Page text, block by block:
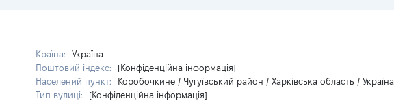
Країна:
Україна
Поштовий індекс:
[Конфіденційна інформація]
Населений пункт:
Коробочкине / Чугуївський район / Харківська область / Україна
Тип вулиці:
[Конфіденційна інформація]